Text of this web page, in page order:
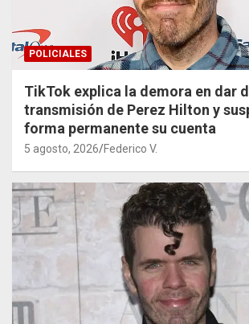
POLICIALES
TikTok explica la demora en dar
transmisión de Perez Hilton y
forma permanente su cuenta
5 agosto, 2026 Federico V.